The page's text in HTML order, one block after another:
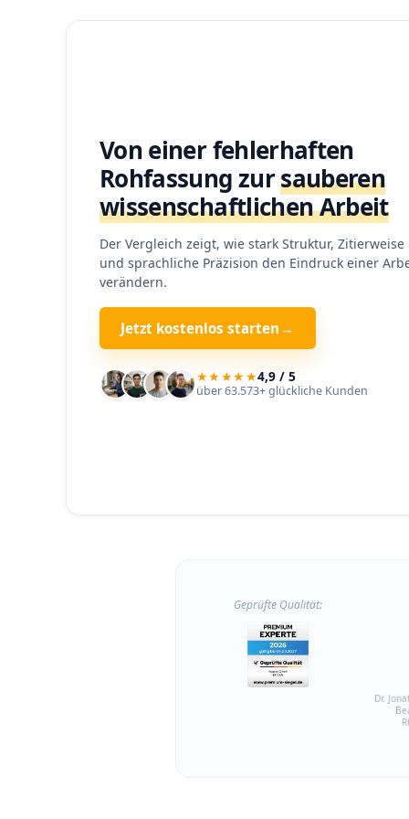
Von einer fehlerhaften
Rohfassung zursauberen
wissenschaftlichen Arbeit
Der Vergleich zeigt, wie stark Struktur, Zitierweise
und sprachliche Präzision den Eindruck einer
verändern.
Jetzt kostenlos starten →
★★★★★4,9 / 5
über 63.573+ glückliche Kunden
Geprüfte Qualität:
Dr.